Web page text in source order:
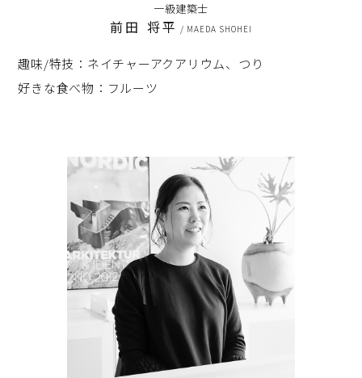
一級建築士
前田 将平 / MAEDA SHOHEI
趣味/特技：ネイチャーアクアリウム、つり
好きな食べ物：フルーツ